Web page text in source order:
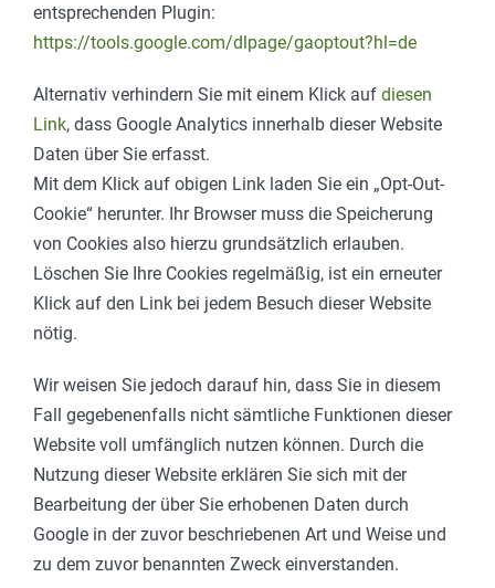
entsprechenden Plugin:
https://tools.google.com/dlpage/gaoptout?hl=de
Alternativ verhindern Sie mit einem Klick auf diesen
Link, dass Google Analytics innerhalb dieser Website
Daten über Sie erfasst.
Mit dem Klick auf obigen Link laden Sie ein „Opt-Out-
Cookie“ herunter. Ihr Browser muss die Speicherung
von Cookies also hierzu grundsätzlich erlauben.
Löschen Sie Ihre Cookies regelmäßig, ist ein erneuter
Klick auf den Link bei jedem Besuch dieser Website
nötig.
Wir weisen Sie jedoch darauf hin, dass Sie in diesem
Fall gegebenenfalls nicht sämtliche Funktionen dieser
Website voll umfänglich nutzen können. Durch die
Nutzung dieser Website erklären Sie sich mit der
Bearbeitung der über Sie erhobenen Daten durch
Google in der zuvor beschriebenen Art und Weise und
zu dem zuvor benannten Zweck einverstanden.